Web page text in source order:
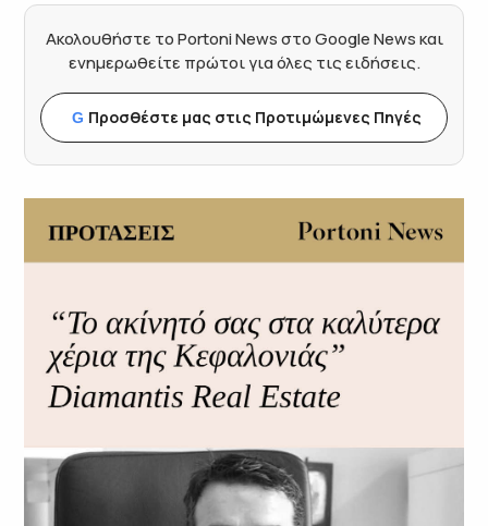
Ακολουθήστε το Portoni News στο Google News και
ενημερωθείτε πρώτοι για όλες τις ειδήσεις.
G Προσθέστε μας στις Προτιμώμενες Πηγές